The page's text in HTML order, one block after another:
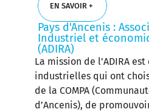
EN SAVOIR +
EN SAVOIR +
Pays d'Ancenis :
Industriel et
(ADIRA)
La mission de l’ADIRA
industrielles qui ont
de la COMPA
d’Ancenis), de